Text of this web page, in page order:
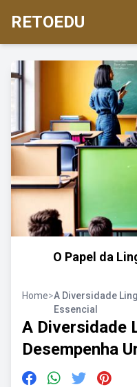
RETOEDU
O Papel da
Home>A Diversidade
Essencial
A Diversidade
Desempenha